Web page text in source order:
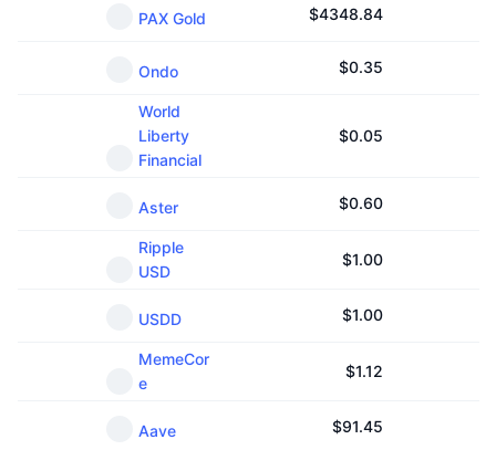
PAX Gold $4348.84
Ondo $0.35
World
Liberty
Financial
$0.05
Aster $0.60
Ripple
USD
$1.00
USDD $1.00
MemeCor
e
$1.12
Aave $91.45